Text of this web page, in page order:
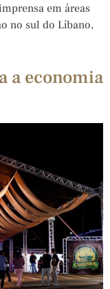
em áreas
no sul do Líbano,
a economia